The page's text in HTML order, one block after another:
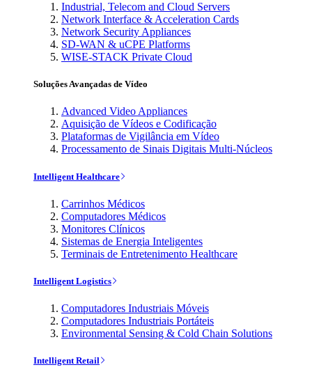
Industrial, Telecom and Cloud Servers
Network Interface & Acceleration Cards
Network Security Appliances
SD-WAN & uCPE Platforms
WISE-STACK Private Cloud
Soluções Avançadas de Vídeo
Advanced Video Appliances
Aquisição de Vídeos e Codificação
Plataformas de Vigilância em Vídeo
Processamento de Sinais Digitais Multi-Núcleos
Intelligent Healthcare
Carrinhos Médicos
Computadores Médicos
Monitores Clínicos
Sistemas de Energia Inteligentes
Terminais de Entretenimento Healthcare
Intelligent Logistics
Computadores Industriais Móveis
Computadores Industriais Portáteis
Environmental Sensing & Cold Chain Solutions
Intelligent Retail